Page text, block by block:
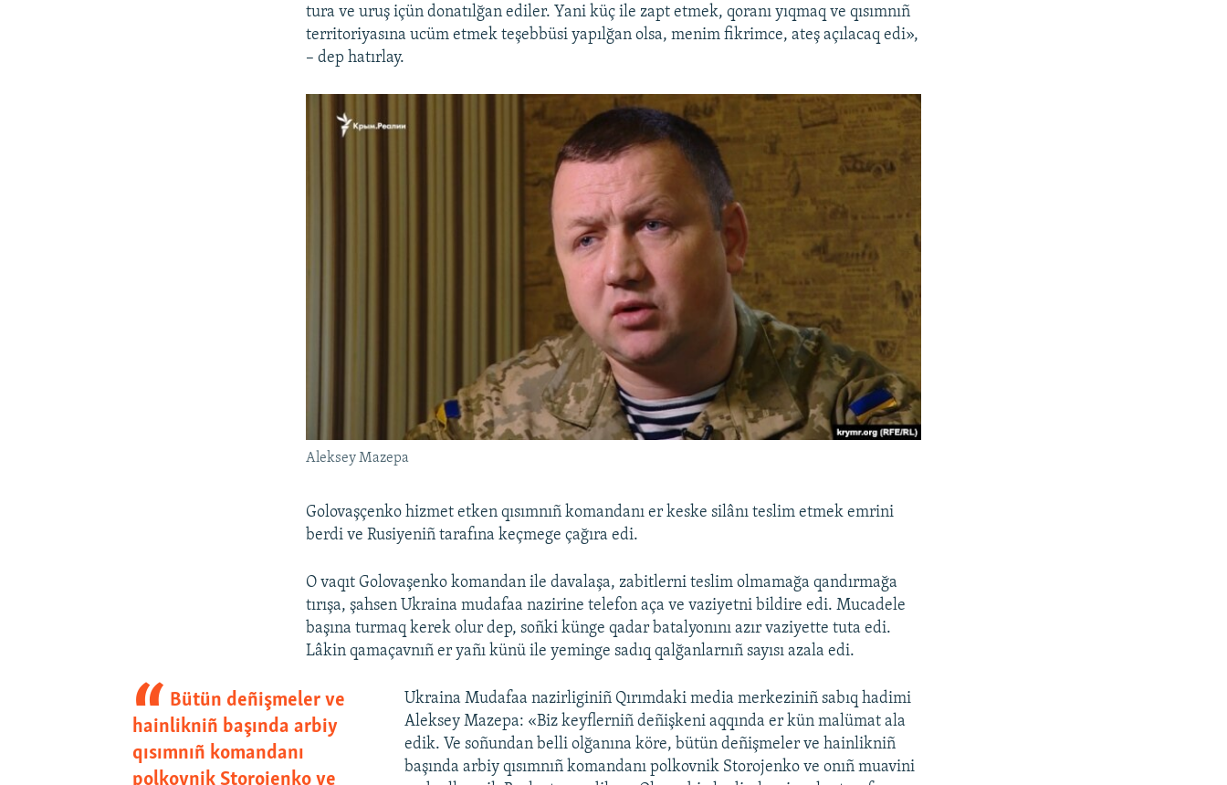
tura ve uruş içün donatılğan ediler. Yani küç ile zapt etmek, qoranı yıqmaq ve qısımnıñ
territoriyasına ucüm etmek teşebbüsi yapılğan olsa, menim fikrimce, ateş açılacaq edi»,
– dep hatırlay.
Aleksey Mazepa
Golovaşçenko hizmet etken qısımnıñ komandanı er keske silânı teslim etmek emrini
berdi ve Rusiyeniñ tarafına keçmege çağıra edi.
O vaqıt Golovaşenko komandan ile davalaşa, zabitlerni teslim olmamağa qandırmağa
tırışa, şahsen Ukraina mudafaa nazirine telefon aça ve vaziyetni bildire edi. Mucadele
başına turmaq kerek olur dep, soñki künge qadar batalyonını azır vaziyette tuta edi.
Lâkin qamaçavnıñ er yañı künü ile yeminge sadıq qalğanlarnıñ sayısı azala edi.
Bütün deñişmeler ve
hainlikniñ başında arbiy
qısımnıñ komandanı
polkovnik Storojenko ve
Ukraina Mudafaa nazirliginiñ Qırımdaki media merkeziniñ sabıq hadimi
Aleksey Mazepa: «Biz keyflerniñ deñişkeni aqqında er kün malümat ala
edik. Ve soñundan belli olğanına köre, bütün deñişmeler ve hainlikniñ
başında arbiy qısımnıñ komandanı polkovnik Storojenko ve onıñ muavini